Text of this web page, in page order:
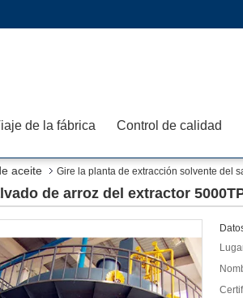
de la fábrica Control de calidad
aceite Gire la planta de extracción solvente del
de arroz del extractor